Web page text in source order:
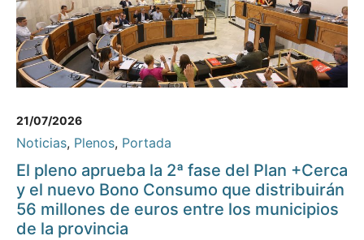
21/07/2026
Noticias, Plenos, Portada
El pleno aprueba la 2ª fase del Plan +Cerca
y el nuevo Bono Consumo que distribuirán
56 millones de euros entre los municipios
de la provincia